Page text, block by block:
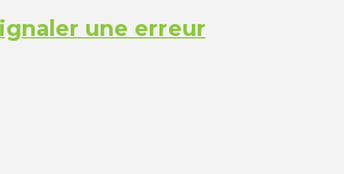
une erreur